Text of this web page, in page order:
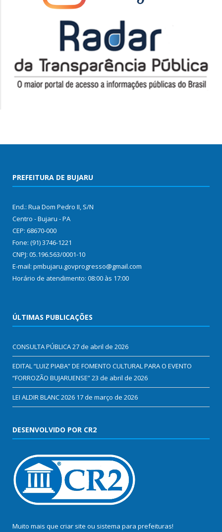
PREFEITURA DE BUJARU
End.: Rua Dom Pedro II, S/N
Centro - Bujaru - PA
CEP: 68670-000
Fone: (91) 3746-1221
CNPJ: 05.196.563/0001-10
E-mail: pmbujaru.govprogresso@gmail.com
Horário de atendimento: 08:00 às 17:00
ÚLTIMAS PUBLICAÇÕES
CONSULTA PÚBLICA27 de abril de 2026
EDITAL “LUIZ PIABA” DE FOMENTO CULTURAL PARA O EVENTO
“FORROZÃO BUJARUENSE”23 de abril de 2026
LEI ALDIR BLANC 2026 17 de março de 2026
DESENVOLVIDO POR CR2
Muito mais que criar site ou sistema para prefeituras!